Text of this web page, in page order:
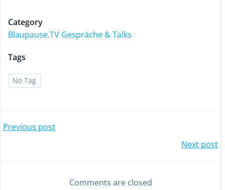
Category
Blaupause.TV Gespräche & Talks
Tags
No Tag
Previous post
Next post
Comments are closed